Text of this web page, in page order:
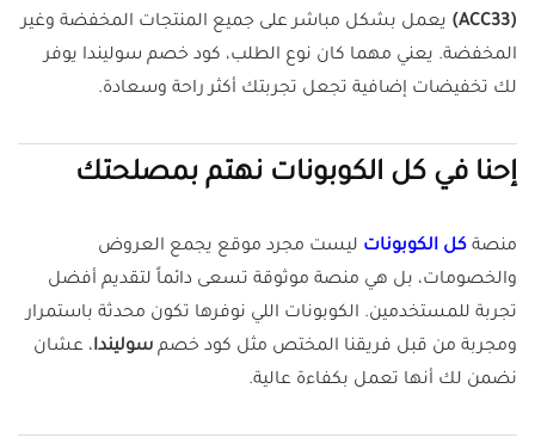
(ACC33)
يعمل بشكل مباشر على جميع المنتجات المخفضة وغير
المخفضة. يعني مهما كان نوع الطلب، كود خصم سوليندا يوفر
لك تخفيضات إضافية تجعل تجربتك أكثر راحة وسعادة.
إحنا في كل الكوبونات نهتم بمصلحتك
منصة كل الكوبونات ليست مجرد موقع يجمع العروض
والخصومات، بل هي منصة موثوقة تسعى دائماً لتقديم أفضل
تجربة للمستخدمين. الكوبونات اللي نوفرها تكون محدثة باستمرار
ومجربة من قبل فريقنا المختص مثل كود خصم سوليندا، عشان
نضمن لك أنها تعمل بكفاءة عالية.